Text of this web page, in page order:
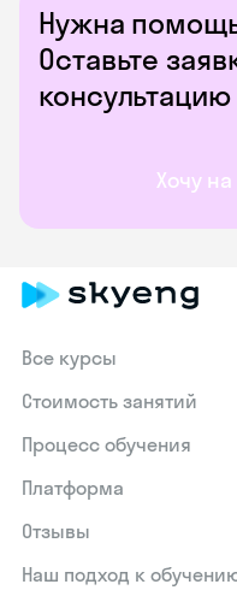
Нужна
Оставьте
консультацию
Хочу
Все курсы
Стоимость занятий
Процесс обучения
Платформа
Отзывы
Наш подход к